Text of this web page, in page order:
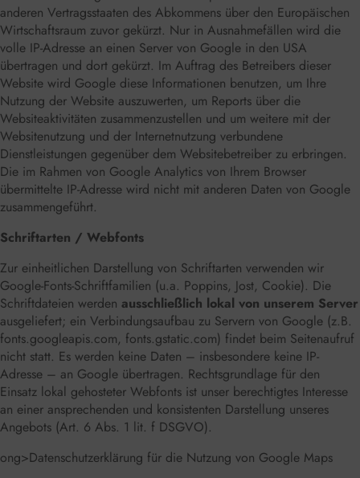
anderen Vertragsstaaten des Abkommens über den Europäischen
Wirtschaftsraum zuvor gekürzt. Nur in Ausnahmefällen wird die
volle IP-Adresse an einen Server von Google in den USA
übertragen und dort gekürzt. Im Auftrag des Betreibers dieser
Website wird Google diese Informationen benutzen, um Ihre
Nutzung der Website auszuwerten, um Reports über die
Websiteaktivitäten zusammenzustellen und um weitere mit der
Websitenutzung und der Internetnutzung verbundene
Dienstleistungen gegenüber dem Websitebetreiber zu erbringen.
Die im Rahmen von Google Analytics von Ihrem Browser
übermittelte IP-Adresse wird nicht mit anderen Daten von Google
zusammengeführt.
Schriftarten / Webfonts
Zur einheitlichen Darstellung von Schriftarten verwenden wir
Google-Fonts-Schriftfamilien (u.a. Poppins, Jost, Cookie). Die
Schriftdateien werden ausschließlich lokal von unserem Server
ausgeliefert; ein Verbindungsaufbau zu Servern von Google (z.B.
fonts.googleapis.com, fonts.gstatic.com) findet beim Seitenaufruf
nicht statt. Es werden keine Daten – insbesondere keine IP-
Adresse – an Google übertragen. Rechtsgrundlage für den
Einsatz lokal gehosteter Webfonts ist unser berechtigtes Interesse
an einer ansprechenden und konsistenten Darstellung unseres
Angebots (Art. 6 Abs. 1 lit. f DSGVO).
ong>Datenschutzerklärung für die Nutzung von Google Maps